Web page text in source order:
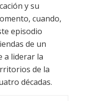
y su
cuando,
episodio
de un
a liderar la
de la
décadas.